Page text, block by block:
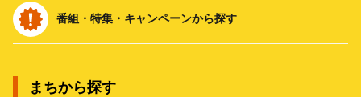
番組・特集・キャンペーンから探す
まちから探す